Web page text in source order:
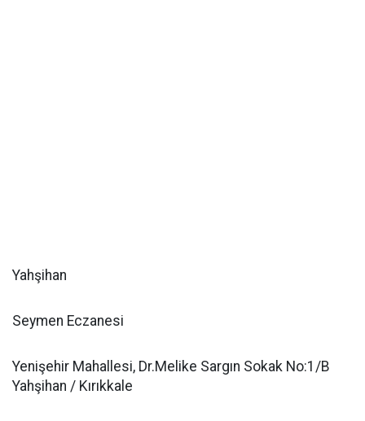
Yahşihan
Seymen Eczanesi
Yenişehir Mahallesi, Dr.Melike Sargın Sokak No:1/B
Yahşihan / Kırıkkale